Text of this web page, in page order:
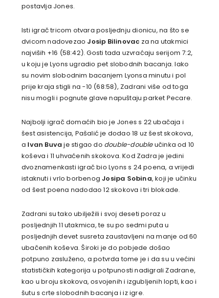
postavlja Jones.
Isti igrač tricom otvara posljednju dionicu, na što se
dvicom nadovezao Josip Bilinovac za na utakmici
najviših +16 (58:42). Gosti tada uzvraćaju serijom 7:2,
u koju je Lyons ugradio pet slobodnih bacanja. Iako
su novim slobodnim bacanjem Lyonsa minutu i pol
prije kraja stigli na -10 (68:58), Zadrani više od toga
nisu mogli i pognute glave napuštaju parket Pecare.
Najbolji igrač domaćih bio je Jones s 22 ubačaja i
šest asistencija, Pašalić je dodao 18 uz šest skokova,
a Ivan Buva je stigao do double-doubleučinka od 10
koševa i 11 uhvaćenih skokova. Kod Zadra je jedini
dvoznamenkasti igrač bio Lyons s 24 poena, a vrijedi
istaknuti i vrlo borbenog Josipa Sobina, koji je učinku
od šest poena nadodao 12 skokova i tri blokade.
Zadrani su tako ubilježili i svoj deseti poraz u
posljednjih 11 utakmica, te su po sedmi puta u
posljednjih devet susreta zaustavljeni na manje od 60
ubačenih koševa. Široki je do pobjede došao
potpuno zasluženo, a potvrda tome je i da su u većini
statističkih kategorija u potpunosti nadigrali Zadrane,
kao u broju skokova, osvojenih i izgubljenih lopti, kao i
šutu s crte slobodnih bacanja i iz igre.